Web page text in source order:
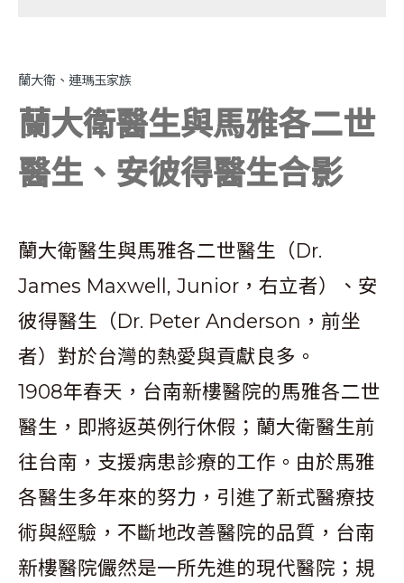
蘭大衛、連瑪玉家族
蘭大衛醫生與馬雅各二世
醫生、安彼得醫生合影
蘭大衛醫生與馬雅各二世醫生（Dr.
James Maxwell, Junior，右立者）、安
彼得醫生（Dr. Peter Anderson，前坐
者）對於台灣的熱愛與貢獻良多。
1908年春天，台南新樓醫院的馬雅各二世
醫生，即將返英例行休假；蘭大衛醫生前
往台南，支援病患診療的工作。由於馬雅
各醫生多年來的努力，引進了新式醫療技
術與經驗，不斷地改善醫院的品質，台南
新樓醫院儼然是一所先進的現代醫院；規